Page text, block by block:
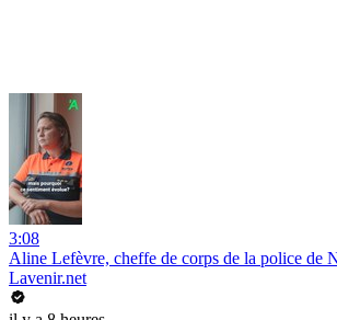
3:08
Aline Lefèvre, cheffe de corps de la police de
Lavenir.net